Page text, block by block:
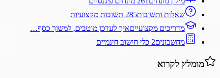
שאלות ותשובות285 תשובות מקצועיות
מדריכים מקצועייםאיך לעדכן מוטבים, למשוך כסף…
מחשבונים2 כלי חישוב חינמיים
מומלץ לקרוא